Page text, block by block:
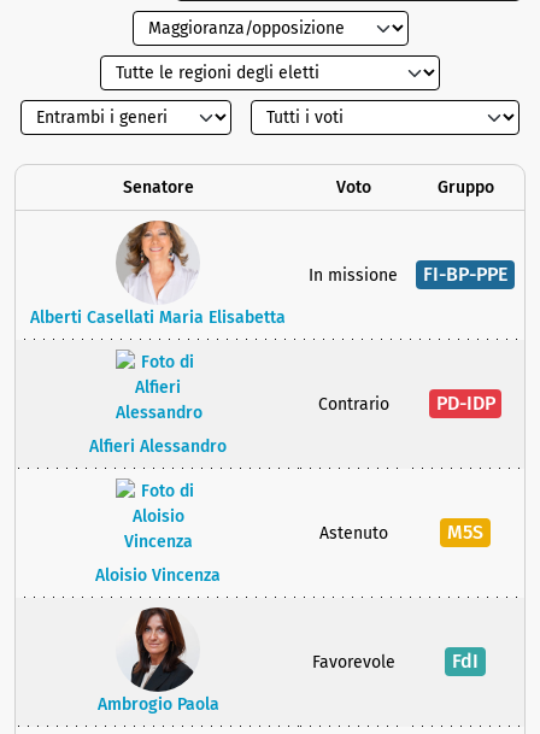
Senatore Voto Gruppo
Alberti Casellati Maria Elisabetta
In missione FI-BP-PPE
Alfieri Alessandro
Contrario PD-IDP
Aloisio Vincenza
Astenuto M5S
Ambrogio Paola
Favorevole FdI